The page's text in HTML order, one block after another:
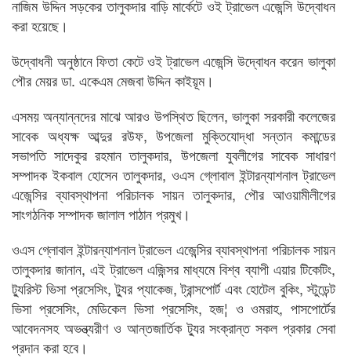
নাজিম উদ্দিন সড়কের তালুকদার বাড়ি মার্কেটে ওই ট্রাভেল এজেন্সি উদ্বোধন
করা হয়েছে।
উদ্বোধনী অনুষ্ঠানে ফিতা কেটে ওই ট্রাভেল এজেন্সি উদ্বোধন করেন ভালুকা
পৌর মেয়র ডা. একেএম মেজবা উদ্দিন কাইয়ূম।
এসময় অন্যান্নদের মাঝে আরও উপস্থিত ছিলেন, ভালুকা সরকারী কলেজের
সাবেক অধ্যক্ষ আব্দুর রউফ, উপজেলা মুক্তিযোদ্ধা সন্তান কমান্ডের
সভাপতি সাদেকুর রহমান তালুকদার, উপজেলা যুবলীগের সাবেক সাধারণ
সম্পাদক ইকবাল হোসেন তালুকদার, ওএস গ্লোবাল ইন্টারন্যাশনাল ট্রাভেল
এজেন্সির ব্যাবস্থাপনা পরিচালক সায়ন তালুকদার, পৌর আওয়ামীলীগের
সাংগঠনিক সম্পাদক জালাল পাঠান প্রমুখ।
ওএস গ্লোবাল ইন্টারন্যাশনাল ট্রাভেল এজেন্সির ব্যাবস্থাপনা পরিচালক সায়ন
তালুকদার জানান, এই ট্রাভেল এজিন্সর মাধ্যমে বিশ্ব ব্যাপী এয়ার টিকেটিং,
ট্যুরিস্ট ভিসা প্রসেসিং, ট্যুর প্যাকেজ, ট্রান্সপোর্ট এবং হোটেল বুকিং, স্টুডেন্ট
ভিসা প্রসেসিং, মেডিকেল ভিসা প্রসেসিং, হজ¦ ও ওমরাহ, পাসপোর্টের
আবেদনসহ অভন্ত্যরীণ ও আন্তজার্তিক ট্যুর সংক্রান্ত সকল প্রকার সেবা
প্রদান করা হবে।